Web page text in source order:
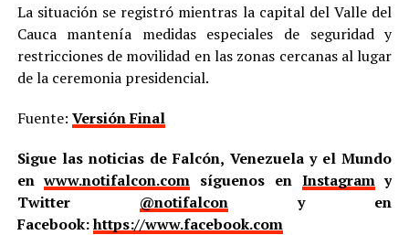
La situación se registró mientras la capital del Valle del
Cauca mantenía medidas especiales de seguridad y
restricciones de movilidad en las zonas cercanas al lugar
de la ceremonia presidencial.
Fuente: Versión Final
Sigue las noticias de Falcón, Venezuela y el Mundo
enwww.notifalcon.com síguenos en Instagramy
Twitter @notifalcony en
Facebook:https://www.facebook.com